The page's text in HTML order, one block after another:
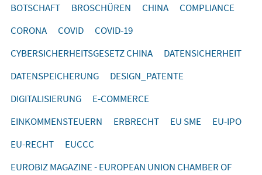
BOTSCHAFT
BROSCHÜREN CHINA
COMPLIANCE
CORONA
COVID
COVID-19
CYBERSICHERHEITSGESETZ CHINA
DATENSICHERHEIT
DATENSPEICHERUNG
DESIGN_PATENTE
DIGITALISIERUNG
E-COMMERCE
EINKOMMENSTEUERN
ERBRECHT EU SME
EU-IPO
EU-RECHT
EUCCC
EUROBIZ MAGAZINE - EUROPEAN UNION CHAMBER OF